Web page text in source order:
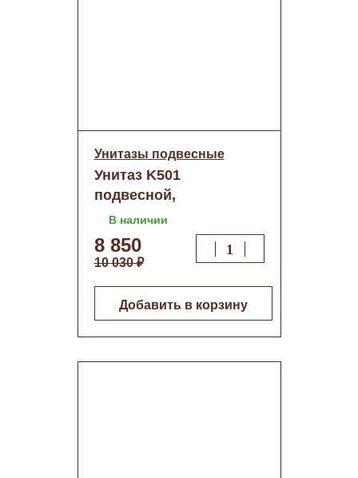
Унитазы подвесные
Унитаз K501
подвесной,
безободковый, тонкое
сиденье ДП
В наличии
8 850
10 030 ₽
Добавить в корзину